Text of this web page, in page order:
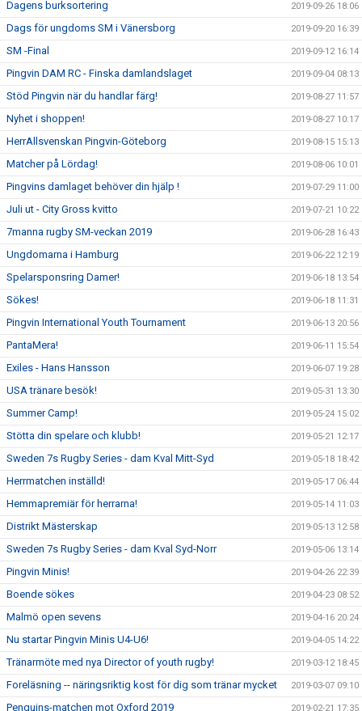
Dagens burksortering 2019-09-26 18:06
Dags för ungdoms SM i Vänersborg 2019-09-20 16:39
SM -Final 2019-09-12 16:14
Pingvin DAM RC - Finska damlandslaget 2019-09-04 08:13
Stöd Pingvin när du handlar färg! 2019-08-27 11:57
Nyhet i shoppen! 2019-08-27 10:17
HerrAllsvenskan Pingvin-Göteborg 2019-08-15 15:13
Matcher på Lördag! 2019-08-06 10:01
Pingvins damlaget behöver din hjälp ! 2019-07-29 11:00
Juli ut - City Gross kvitto 2019-07-21 10:22
7manna rugby SM-veckan 2019 2019-06-28 16:43
Ungdomarna i Hamburg 2019-06-22 12:19
Spelarsponsring Damer! 2019-06-18 13:54
Sökes! 2019-06-18 11:31
Pingvin International Youth Tournament 2019-06-13 20:56
PantaMera! 2019-06-11 15:54
Exiles - Hans Hansson 2019-06-07 19:28
USA tränare besök! 2019-05-31 13:30
Summer Camp! 2019-05-24 15:02
Stötta din spelare och klubb! 2019-05-21 12:17
Sweden 7s Rugby Series - dam Kval Mitt-Syd 2019-05-18 18:42
Herrmatchen inställd! 2019-05-17 06:44
Hemmapremiär för herrarna! 2019-05-14 11:03
Distrikt Mästerskap 2019-05-13 12:58
Sweden 7s Rugby Series - dam Kval Syd-Norr 2019-05-06 13:14
Pingvin Minis! 2019-04-26 22:39
Boende sökes 2019-04-23 08:52
Malmö open sevens 2019-04-16 20:24
Nu startar Pingvin Minis U4-U6! 2019-04-05 14:22
Tränarmöte med nya Director of youth rugby! 2019-03-12 18:45
Foreläsning -- näringsriktig kost för dig som tränar mycket 2019-03-07 09:10
Penguins-matchen mot Oxford 2019 2019-02-21 17:35